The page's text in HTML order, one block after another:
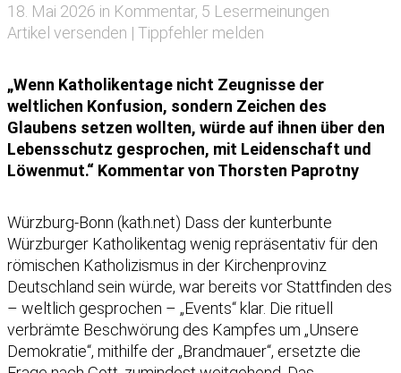
18. Mai 2026 in Kommentar, 5 Lesermeinungen
Artikel versenden | Tippfehler melden
„Wenn Katholikentage nicht Zeugnisse der
weltlichen Konfusion, sondern Zeichen des
Glaubens setzen wollten, würde auf ihnen über den
Lebensschutz gesprochen, mit Leidenschaft und
Löwenmut.“ Kommentar von Thorsten Paprotny
Würzburg-Bonn (kath.net) Dass der kunterbunte
Würzburger Katholikentag wenig repräsentativ für den
römischen Katholizismus in der Kirchenprovinz
Deutschland sein würde, war bereits vor Stattfinden des
– weltlich gesprochen – „Events“ klar. Die rituell
verbrämte Beschwörung des Kampfes um „Unsere
Demokratie“, mithilfe der „Brandmauer“, ersetzte die